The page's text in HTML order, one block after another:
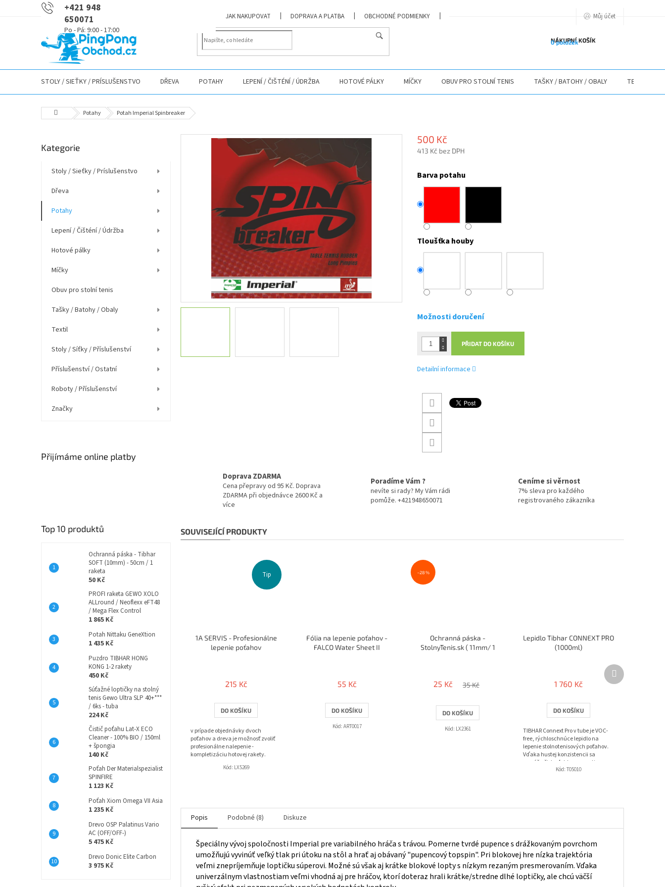
+421 948
650071
JAK NAKUPOVAT DOPRAVA A PLATBA OBCHODNÉ PODMIENKY O NÁS
Můj účet
NÁKUPNÍ KOŠÍK
0 položek
STOLY / SIEŤKY / PRÍSLUŠENSTVO DŘEVA POTAHY LEPENÍ / ČIŠTÉNÍ / ÚDRŽBA HOTOVÉ PÁLKY MÍČKY OBUV PRO STOLNÍ TENIS TAŠKY / BATOHY / OBALY TEXTIL
Domů Potahy Potah Imperial Spinbreaker
o
n
Přeskočit
Kategorie
Stoly / Sieťky / Príslušenstvo
Dřeva
Potahy
Lepení / Čišténí / Údržba
Hotové pálky
Míčky
Obuv pro stolní tenis
Tašky / Batohy / Obaly
Textil
Stoly / Síťky / Příslušenství
Příslušenství / Ostatní
Roboty / Příslušenství
Značky
Přijímáme online platby
Top 10 produktů
Ochranná páska - Tibhar
SOFT (10mm) - 50cm / 1
raketa
50 Kč
PROFI raketa GEWO XOLO
ALLround / Neoflexx eFT48
/ Mega Flex Control
1 865 Kč
Potah Nittaku GeneXtion
1 435 Kč
Puzdro TIBHAR HONG
KONG 1-2 rakety
450 Kč
Súťažné loptičky na stolný
tenis Gewo Ultra SLP 40+***
/ 6ks - tuba
224 Kč
Čistič poťahu Lat-X ECO
Cleaner - 100% BIO / 150ml
+ špongia
140 Kč
Poťah Der Materialspezialist
SPINFIRE
1 123 Kč
Poťah Xiom Omega VII Asia
1 235 Kč
Drevo OSP Palatinus Vario
AC (OFF/OFF-)
5 475 Kč
Drevo Donic Elite Carbon
3 975 Kč
500 Kč
413 Kč bez DPH
cena:
Barva potahu
Tloušťka houby
Možnosti doručení
PŘIDAT DO KOŠÍKU
Detailní informace
Doprava ZDARMA
Cena přepravy od 95 Kč. Doprava
ZDARMA při objednávce 2600 Kč a
více
Poradíme Vám ?
nevíte si rady? My Vám rádi
pomůže. +421948650071
Ceníme si věrnost
7% sleva pro každého
registrovaného zákazníka
SOUVISEJÍCÍ PRODUKTY
Tip
1A SERVIS - Profesionálne
lepenie poťahov
215 Kč
DO KOŠÍKU
v prípade objednávky dvoch
poťahov a dreva je možnosť zvoliť
profesionálne nalepenie -
kompletizáciu hotovej rakety.
Kód: LX5269
Fólia na lepenie poťahov -
FALCO Water Sheet II
55 Kč
DO KOŠÍKU
Kód: ART0017
–28 %
Ochranná páska -
StolnyTenis.sk ( 11mm/ 1
25 Kč 35 Kč
DO KOŠÍKU
Kód: LX2361
Lepidlo Tibhar CONNEXT PRO
(1000ml)
1 760 Kč
DO KOŠÍKU
TIBHAR Connext Pro v tube je VOC-
free, rýchloschnúce lepidlo na
lepenie stolnotenisových poťahov.
Vďaka hustej konzistencii sa
nanáša čisto, ľahko sa rozotiera
pribalenými...Kód: T05010
Další
produkt
Popis Podobné (8) Diskuze
Špeciálny vývoj spoločnosti Imperial pre variabilného hráča s trávou. Pomerne tvrdé pupence s drážkovaným povrchom
umožňujú vyvinúť veľký tlak pri útoku na stôl a hrať aj obávaný "pupencový topspin". Pri blokovej hre nízka trajektória
veľmi znepríjemňuje loptičku súperovi. Možné sú však aj krátke blokové lopty s nízkym rezaným presmerovaním. Vďaka
univerzálnym vlastnostiam veľmi vhodná aj pre hráčov, ktorí doteraz hrali krátke/stredne dlhé loptičky, ale chcú väčší